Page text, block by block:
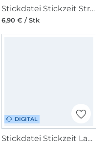
Stickdatei Stickzeit Strick Set redwork
6,90 € / Stk
DIGITAL
Stickdatei Stickzeit Landhaustasche ITH